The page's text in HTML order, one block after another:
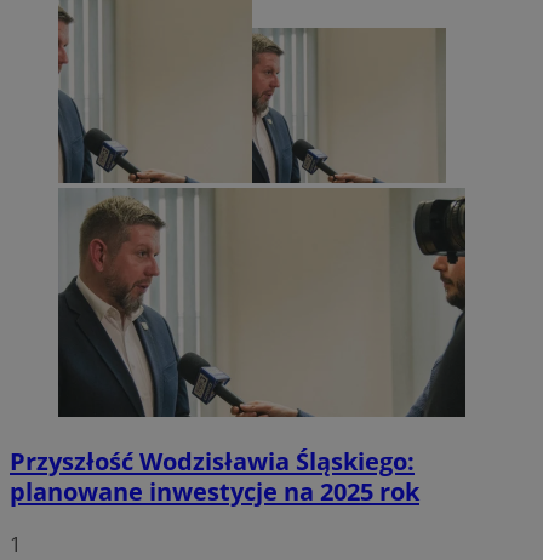
Przyszłość Wodzisławia Śląskiego:
planowane inwestycje na 2025 rok
1